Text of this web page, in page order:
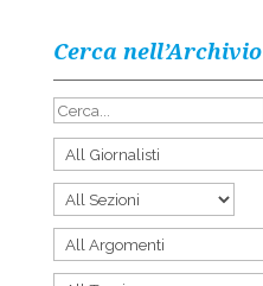
Cerca nell’Archivio